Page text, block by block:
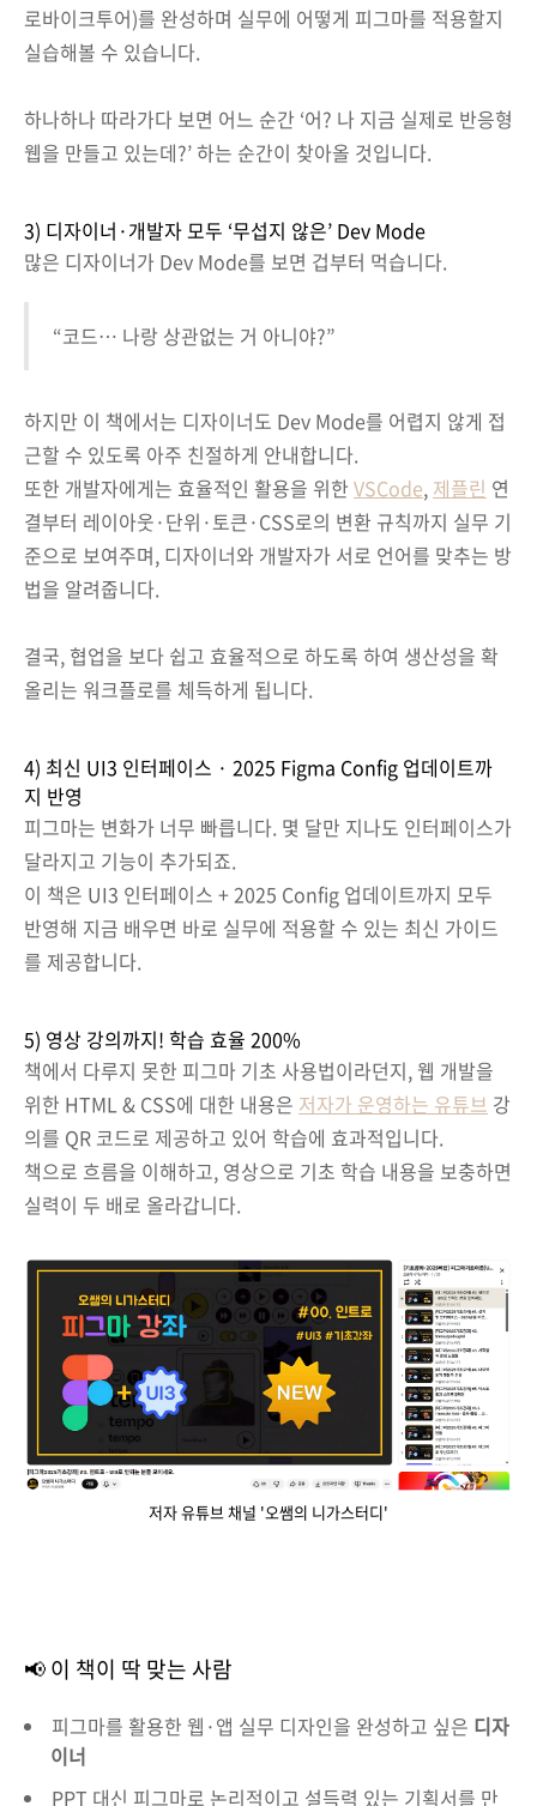
로바이크투어)를 완성하며 실무에 어떻게 피그마를 적용할지
실습해볼 수 있습니다.
하나하나 따라가다 보면 어느 순간 ‘어? 나 지금 실제로 반응형
웹을 만들고 있는데?’ 하는 순간이 찾아올 것입니다.
3) 디자이너·개발자 모두 ‘무섭지 않은’ Dev Mode
많은 디자이너가 Dev Mode를 보면 겁부터 먹습니다.
“코드… 나랑 상관없는 거 아니야?”
하지만 이 책에서는 디자이너도 Dev Mode를 어렵지 않게 접
근할 수 있도록 아주 친절하게 안내합니다.
또한 개발자에게는 효율적인 활용을 위한 VSCode, 제플린 연
결부터 레이아웃·단위·토큰·CSS로의 변환 규칙까지 실무 기
준으로 보여주며, 디자이너와 개발자가 서로 언어를 맞추는 방
법을 알려줍니다.
결국, 협업을 보다 쉽고 효율적으로 하도록 하여 생산성을 확
올리는 워크플로를 체득하게 됩니다.
4) 최신 UI3 인터페이스 · 2025 Figma Config 업데이트까
지 반영
피그마는 변화가 너무 빠릅니다. 몇 달만 지나도 인터페이스가
달라지고 기능이 추가되죠.
이 책은 UI3 인터페이스 + 2025 Config 업데이트까지 모두
반영해 지금 배우면 바로 실무에 적용할 수 있는 최신 가이드
를 제공합니다.
5) 영상 강의까지! 학습 효율 200%
책에서 다루지 못한 피그마 기초 사용법이라던지, 웹 개발을
위한 HTML & CSS에 대한 내용은 저자가 운영하는 유튜브 강
의를 QR 코드로 제공하고 있어 학습에 효과적입니다.
책으로 흐름을 이해하고, 영상으로 기초 학습 내용을 보충하면
실력이 두 배로 올라갑니다.
저자 유튜브 채널 '오쌤의 니가스터디'
📢 이 책이 딱 맞는 사람
피그마를 활용한 웹·앱 실무 디자인을 완성하고 싶은 디자
이너
PPT 대신 피그마로 논리적이고 설득력 있는 기획서를 만